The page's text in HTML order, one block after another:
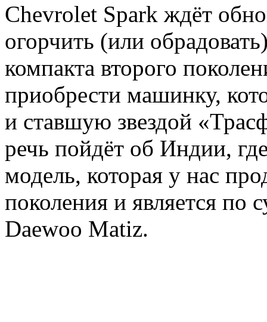
Chevrolet Spark ждёт
огорчить (или
компакта второго
приобрести машинку,
и ставшую звездой
речь пойдёт об Индии,
модель, которая у нас
поколения и является по
Daewoo Matiz.